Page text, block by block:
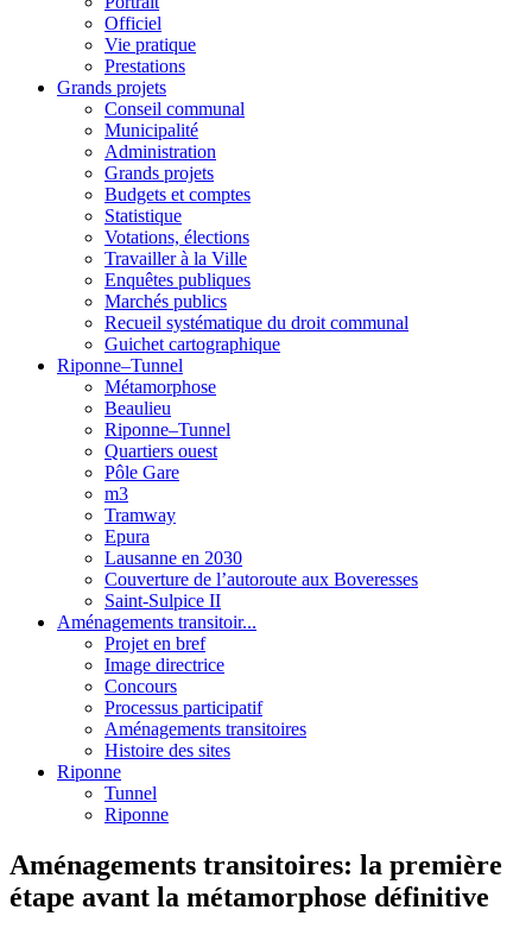
Officiel
Vie pratique
Prestations
Grands projets
Conseil communal
Municipalité
Administration
Grands projets
Budgets et comptes
Statistique
Votations, élections
Travailler à la Ville
Enquêtes publiques
Marchés publics
Recueil systématique du droit communal
Guichet cartographique
Riponne–Tunnel
Métamorphose
Beaulieu
Riponne–Tunnel
Quartiers ouest
Pôle Gare
m3
Tramway
Epura
Lausanne en 2030
Couverture de l’autoroute aux Boveresses
Saint-Sulpice II
Aménagements transitoir...
Projet en bref
Image directrice
Concours
Processus participatif
Aménagements transitoires
Histoire des sites
Riponne
Tunnel
Riponne
Aménagements transitoires: la première
étape avant la métamorphose définitive